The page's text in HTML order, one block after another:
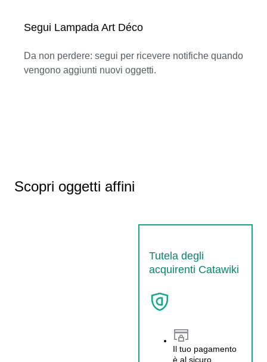
Segui Lampada Art Déco
Da non perdere: segui per ricevere notifiche quando
vengono aggiunti nuovi oggetti.
Scopri oggetti affini
Tutela degli
acquirenti Catawiki
Il tuo pagamento
è al sicuro